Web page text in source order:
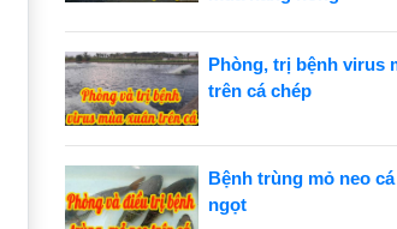
Phòng, trị bệnh virus
trên cá chép
Bệnh trùng mỏ neo
ngọt